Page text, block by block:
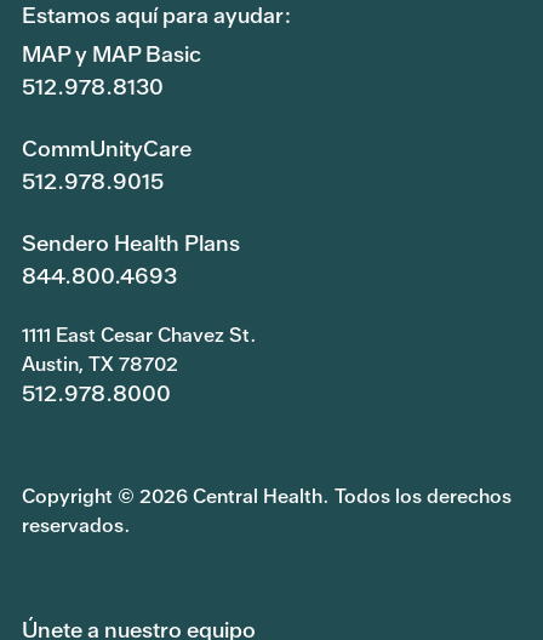
Estamos aquí para ayudar:
MAP y MAP Basic
512.978.8130
CommUnityCare
512.978.9015
Sendero Health Plans
844.800.4693
1111 East Cesar Chavez St.
Austin, TX 78702
512.978.8000
Copyright © 2026 Central Health. Todos los derechos
reservados.
Únete a nuestro equipo